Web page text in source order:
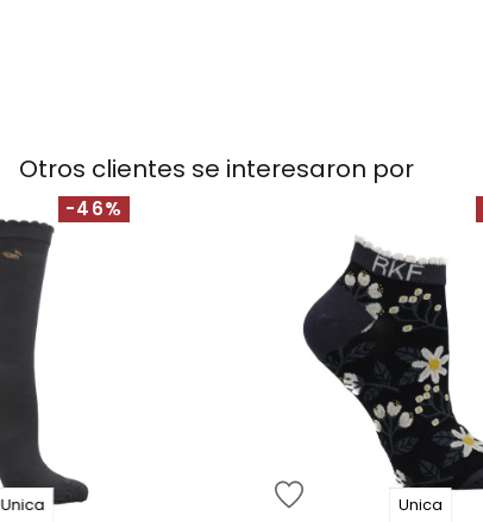
Otros clientes se interesaron por
-46%
Unica Unica